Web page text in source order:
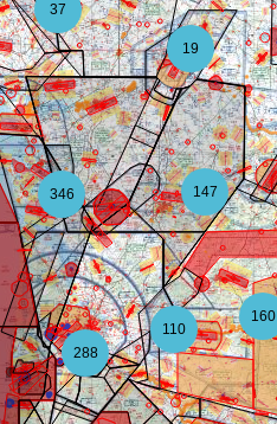
147
346
160
288
110
37
19